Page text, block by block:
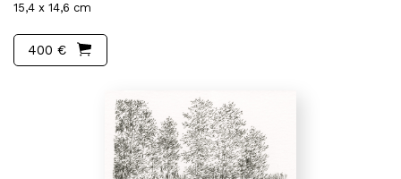
15,4 x 14,6 cm
400 €